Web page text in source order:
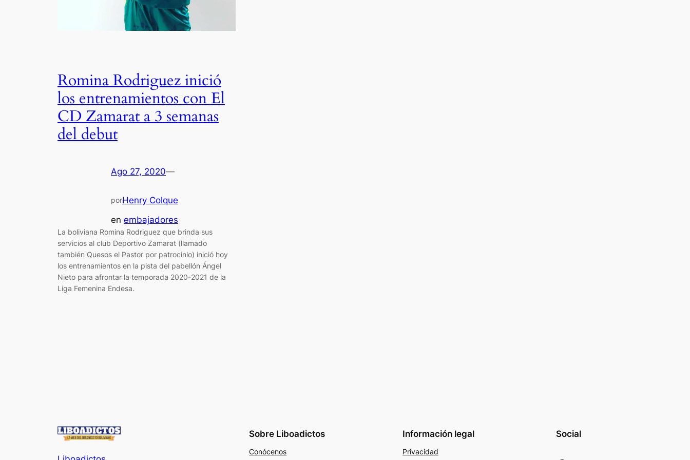
Romina Rodriguez inició
los entrenamientos con El
CD Zamarat a 3 semanas
del debut
Ago 27, 2020—
porHenry Colque
en embajadores
La boliviana Romina Rodriguez que brinda sus
servicios al club Deportivo Zamarat (llamado
también Quesos el Pastor por patrocinio) inició hoy
los entrenamientos en la pista del pabellón Ángel
Nieto para afrontar la temporada 2020-2021 de la
Liga Femenina Endesa.
Sobre Liboadictos
Conócenos
Información legal
Privacidad
Social